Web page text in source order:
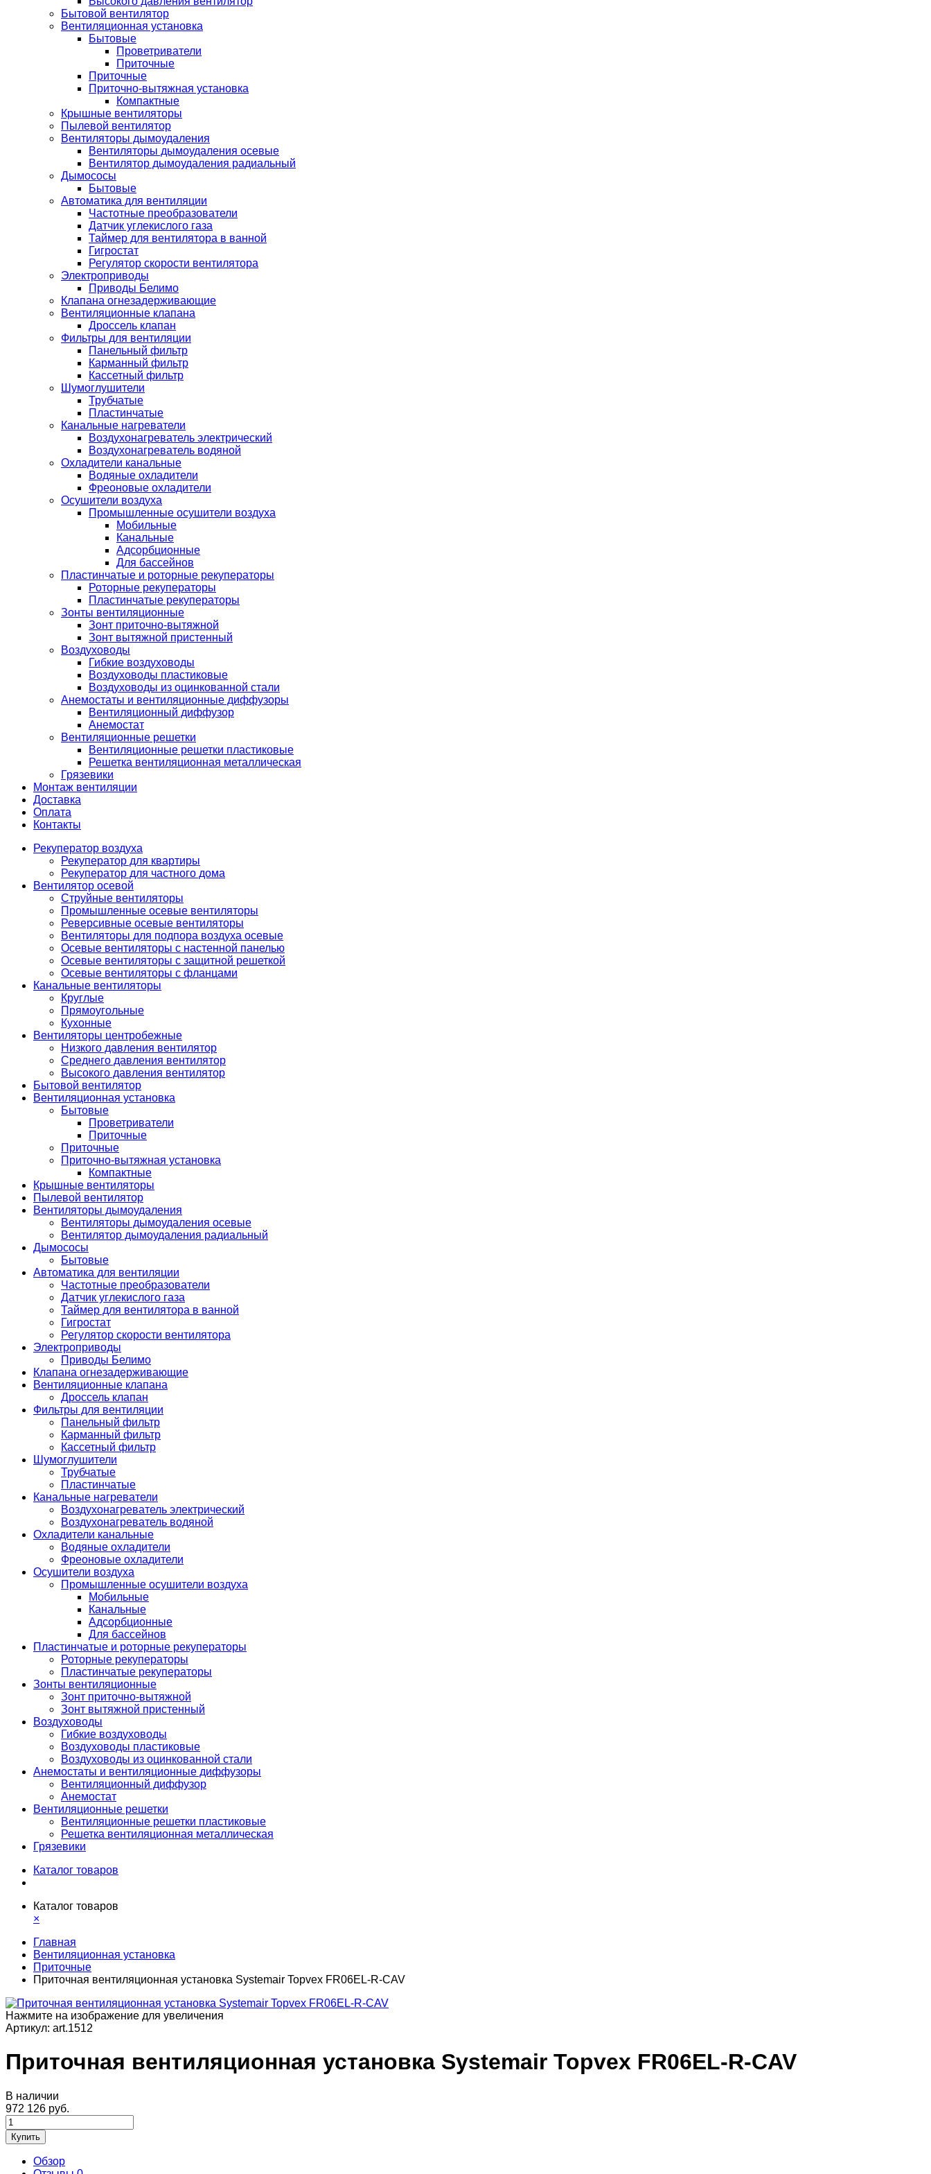
Бытовой вентилятор
Вентиляционная установка
Бытовые
Проветриватели
Приточные
Приточные
Приточно-вытяжная установка
Компактные
Крышные вентиляторы
Пылевой вентилятор
Вентиляторы дымоудаления
Вентиляторы дымоудаления осевые
Вентилятор дымоудаления радиальный
Дымососы
Бытовые
Автоматика для вентиляции
Частотные преобразователи
Датчик углекислого газа
Таймер для вентилятора в ванной
Гигростат
Регулятор скорости вентилятора
Электроприводы
Приводы Белимо
Клапана огнезадерживающие
Вентиляционные клапана
Дроссель клапан
Фильтры для вентиляции
Панельный фильтр
Карманный фильтр
Кассетный фильтр
Шумоглушители
Трубчатые
Пластинчатые
Канальные нагреватели
Воздухонагреватель электрический
Воздухонагреватель водяной
Охладители канальные
Водяные охладители
Фреоновые охладители
Осушители воздуха
Промышленные осушители воздуха
Мобильные
Канальные
Адсорбционные
Для бассейнов
Пластинчатые и роторные рекуператоры
Роторные рекуператоры
Пластинчатые рекуператоры
Зонты вентиляционные
Зонт приточно-вытяжной
Зонт вытяжной пристенный
Воздуховоды
Гибкие воздуховоды
Воздуховоды пластиковые
Воздуховоды из оцинкованной стали
Анемостаты и вентиляционные диффузоры
Вентиляционный диффузор
Анемостат
Вентиляционные решетки
Вентиляционные решетки пластиковые
Решетка вентиляционная металлическая
Грязевики
Монтаж вентиляции
Доставка
Оплата
Контакты
Рекуператор воздуха
Рекуператор для квартиры
Рекуператор для частного дома
Вентилятор осевой
Струйные вентиляторы
Промышленные осевые вентиляторы
Реверсивные осевые вентиляторы
Вентиляторы для подпора воздуха осевые
Осевые вентиляторы с настенной панелью
Осевые вентиляторы с защитной решеткой
Осевые вентиляторы с фланцами
Канальные вентиляторы
Круглые
Прямоугольные
Кухонные
Вентиляторы центробежные
Низкого давления вентилятор
Среднего давления вентилятор
Высокого давления вентилятор
Бытовой вентилятор
Вентиляционная установка
Бытовые
Проветриватели
Приточные
Приточные
Приточно-вытяжная установка
Компактные
Крышные вентиляторы
Пылевой вентилятор
Вентиляторы дымоудаления
Вентиляторы дымоудаления осевые
Вентилятор дымоудаления радиальный
Дымососы
Бытовые
Автоматика для вентиляции
Частотные преобразователи
Датчик углекислого газа
Таймер для вентилятора в ванной
Гигростат
Регулятор скорости вентилятора
Электроприводы
Приводы Белимо
Клапана огнезадерживающие
Вентиляционные клапана
Дроссель клапан
Фильтры для вентиляции
Панельный фильтр
Карманный фильтр
Кассетный фильтр
Шумоглушители
Трубчатые
Пластинчатые
Канальные нагреватели
Воздухонагреватель электрический
Воздухонагреватель водяной
Охладители канальные
Водяные охладители
Фреоновые охладители
Осушители воздуха
Промышленные осушители воздуха
Мобильные
Канальные
Адсорбционные
Для бассейнов
Пластинчатые и роторные рекуператоры
Роторные рекуператоры
Пластинчатые рекуператоры
Зонты вентиляционные
Зонт приточно-вытяжной
Зонт вытяжной пристенный
Воздуховоды
Гибкие воздуховоды
Воздуховоды пластиковые
Воздуховоды из оцинкованной стали
Анемостаты и вентиляционные диффузоры
Вентиляционный диффузор
Анемостат
Вентиляционные решетки
Вентиляционные решетки пластиковые
Решетка вентиляционная металлическая
Грязевики
Каталог товаров
Каталог товаров
×
Главная
Вентиляционная установка
Приточные
Приточная вентиляционная установка Systemair Topvex FR06EL-R-CAV
Нажмите на изображение для увеличения
Артикул: art.1512
Приточная вентиляционная установка Systemair Topvex FR06EL-R-CAV
В наличии
972 126 руб.
Купить
Обзор